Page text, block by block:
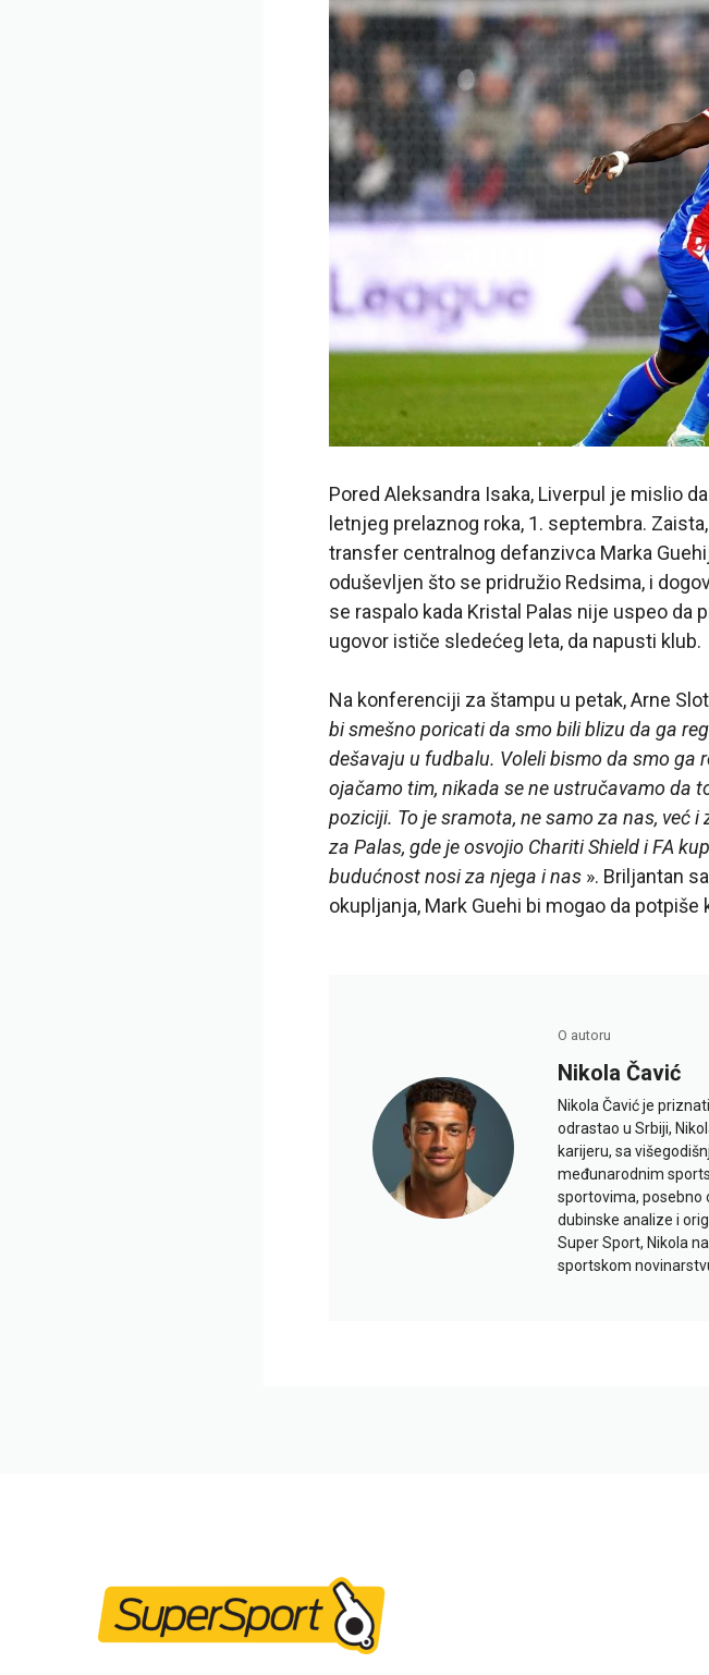
Pored Aleksandra Isaka, Liverpul je mislio
letnjeg prelaznog roka, 1. septembra.
transfer centralnog defanzivca Marka
oduševljen što se pridružio Redsima, i
se raspalo kada Kristal Palas nije uspeo da
ugovor ističe sledećeg leta, da napusti klub.
Na konferenciji za štampu u petak, Arne
bi smešno poricati da smo bili blizu da ga
dešavaju u fudbalu. Voleli bismo da smo ga
ojačamo tim, nikada se ne ustručavamo da
poziciji. To je sramota, ne samo za nas, već
za Palas, gde je osvojio Chariti Shield i FA
budućnost nosi za njega i nas ». Briljantan
okupljanja, Mark Guehi bi mogao da
O autoru
Nikola Čavić
Nikola Čavić je
odrastao u Srbiji,
karijeru, sa
međunarodnim
sportovima, posebno
dubinske analize i
Super Sport, Nikola
sportskom